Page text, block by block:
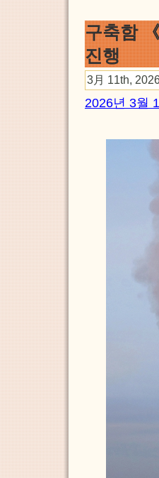
구축함
진행
3月 11th,
2026년 3월